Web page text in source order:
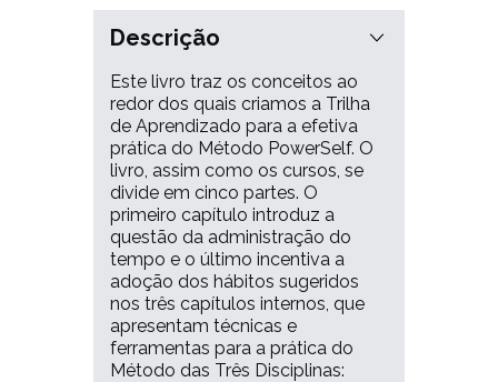
Descrição
Este livro traz os conceitos ao
redor dos quais criamos a Trilha
de Aprendizado para a efetiva
prática do Método PowerSelf. O
livro, assim como os cursos, se
divide em cinco partes. O
primeiro capítulo introduz a
questão da administração do
tempo e o último incentiva a
adoção dos hábitos sugeridos
nos três capítulos internos, que
apresentam técnicas e
ferramentas para a prática do
Método das Três Disciplinas: